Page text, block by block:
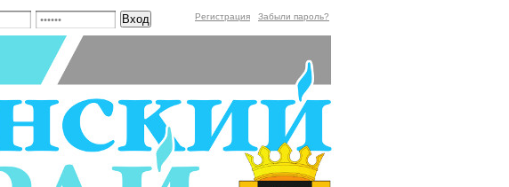
Регистрация Забыли пароль?